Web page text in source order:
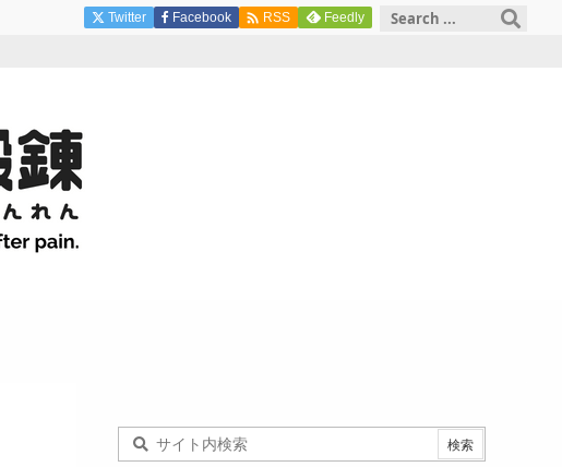
Twitter Facebook  RSS Feedly